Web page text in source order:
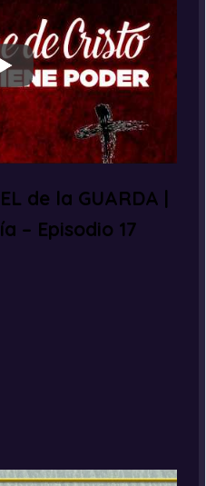
de la GUARDA |
– Episodio 17